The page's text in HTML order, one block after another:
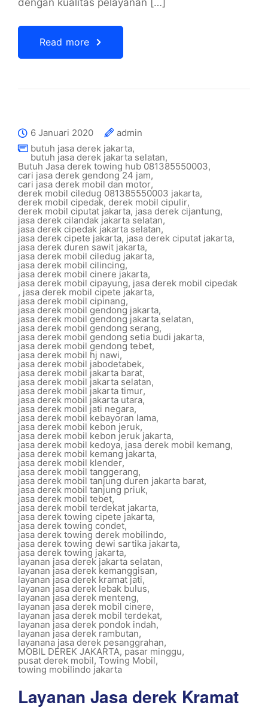
dengan kualitas pelayanan […]
Read more
6 Januari 2020
admin
butuh jasa derek jakarta,
butuh jasa derek jakarta selatan,
Butuh Jasa derek towing hub 081385550003,
cari jasa derek gendong 24 jam,
cari jasa derek mobil dan motor,
derek mobil ciledug 081385550003 jakarta,
derek mobil cipedak, derek mobil cipulir,
derek mobil ciputat jakarta, jasa derek cijantung,
jasa derek cilandak jakarta selatan,
jasa derek cipedak jakarta selatan,
jasa derek cipete jakarta, jasa derek ciputat jakarta,
jasa derek duren sawit jakarta,
jasa derek mobil ciledug jakarta,
jasa derek mobil cilincing,
jasa derek mobil cinere jakarta,
jasa derek mobil cipayung, jasa derek mobil cipedak
, jasa derek mobil cipete jakarta,
jasa derek mobil cipinang,
jasa derek mobil gendong jakarta,
jasa derek mobil gendong jakarta selatan,
jasa derek mobil gendong serang,
jasa derek mobil gendong setia budi jakarta,
jasa derek mobil gendong tebet,
jasa derek mobil hj nawi,
jasa derek mobil jabodetabek,
jasa derek mobil jakarta barat,
jasa derek mobil jakarta selatan,
jasa derek mobil jakarta timur,
jasa derek mobil jakarta utara,
jasa derek mobil jati negara,
jasa derek mobil kebayoran lama,
jasa derek mobil kebon jeruk,
jasa derek mobil kebon jeruk jakarta,
jasa derek mobil kedoya, jasa derek mobil kemang,
jasa derek mobil kemang jakarta,
jasa derek mobil klender,
jasa derek mobil tanggerang,
jasa derek mobil tanjung duren jakarta barat,
jasa derek mobil tanjung priuk,
jasa derek mobil tebet,
jasa derek mobil terdekat jakarta,
jasa derek towing cipete jakarta,
jasa derek towing condet,
jasa derek towing derek mobilindo,
jasa derek towing dewi sartika jakarta,
jasa derek towing jakarta,
layanan jasa derek jakarta selatan,
layanan jasa derek kemanggisan,
layanan jasa derek kramat jati,
layanan jasa derek lebak bulus,
layanan jasa derek menteng,
layanan jasa derek mobil cinere,
layanan jasa derek mobil terdekat,
layanan jasa derek pondok indah,
layanan jasa derek rambutan,
layanana jasa derek pesanggrahan,
MOBIL DEREK JAKARTA, pasar minggu,
pusat derek mobil, Towing Mobil,
towing mobilindo jakarta
Layanan Jasa derek Kramat